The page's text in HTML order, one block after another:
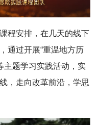
程安排，在几天的线下
通过开展“重温地方历
主题学习实践活动，实
，走向改革前沿，学思